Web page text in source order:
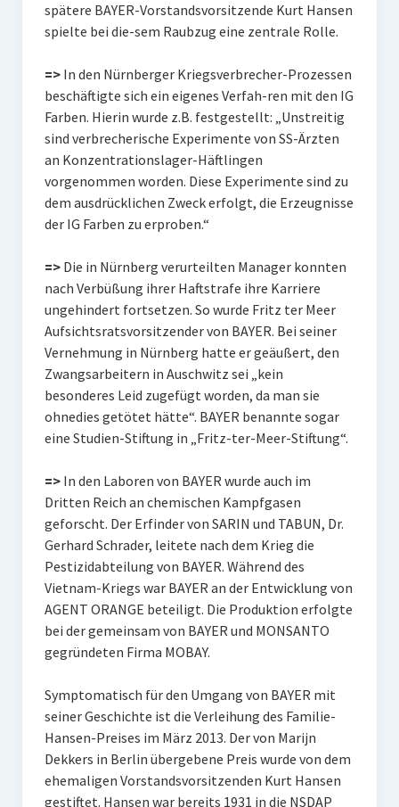
spätere BAYER-Vorstandsvorsitzende Kurt Hansen
spielte bei die-sem Raubzug eine zentrale Rolle.
=>In den Nürnberger Kriegsverbrecher-Prozessen
beschäftigte sich ein eigenes Verfah-ren mit den IG
Farben. Hierin wurde z.B. festgestellt: „Unstreitig
sind verbrecherische Experimente von SS-Ärzten
an Konzentrationslager-Häftlingen
vorgenommen worden. Diese Experimente sind zu
dem ausdrücklichen Zweck erfolgt, die Erzeugnisse
der IG Farben zu erproben.“
=>Die in Nürnberg verurteilten Manager konnten
nach Verbüßung ihrer Haftstrafe ihre Karriere
ungehindert fortsetzen. So wurde Fritz ter Meer
Aufsichtsratsvorsitzender von BAYER. Bei seiner
Vernehmung in Nürnberg hatte er geäußert, den
Zwangsarbeitern in Auschwitz sei „kein
besonderes Leid zugefügt worden, da man sie
ohnedies getötet hätte“. BAYER benannte sogar
eine Studien-Stiftung in „Fritz-ter-Meer-Stiftung“.
=>In den Laboren von BAYER wurde auch im
Dritten Reich an chemischen Kampfgasen
geforscht. Der Erfinder von SARIN und TABUN, Dr.
Gerhard Schrader, leitete nach dem Krieg die
Pestizidabteilung von BAYER. Während des
Vietnam-Kriegs war BAYER an der Entwicklung von
AGENT ORANGE beteiligt. Die Produktion erfolgte
bei der gemeinsam von BAYER und MONSANTO
gegründeten Firma MOBAY.
Symptomatisch für den Umgang von BAYER mit
seiner Geschichte ist die Verleihung des Familie-
Hansen-Preises im März 2013. Der von Marijn
Dekkers in Berlin übergebene Preis wurde von dem
ehemaligen Vorstandsvorsitzenden Kurt Hansen
gestiftet. Hansen war bereits 1931 in die NSDAP